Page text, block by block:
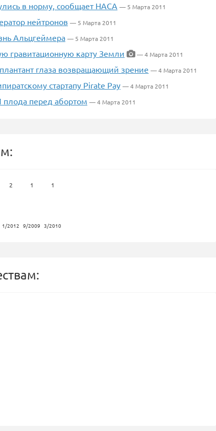
в норму, сообщает НАСА — 5 Марта 2011
нейтронов — 5 Марта 2011
Альцгеймера — 5 Марта 2011
гравитационную карту Земли
— 4 Марта 2011
глаза возвращающий зрение — 4 Марта 2011
стартапу Pirate Pay — 4 Марта 2011
плода перед абортом — 4 Марта 2011
2
1/2012
1
9/2009
1
3/2010